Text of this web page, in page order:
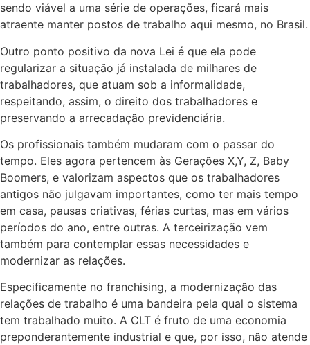
sendo viável a uma série de operações, ficará mais
atraente manter postos de trabalho aqui mesmo, no Brasil.
Outro ponto positivo da nova Lei é que ela pode
regularizar a situação já instalada de milhares de
trabalhadores, que atuam sob a informalidade,
respeitando, assim, o direito dos trabalhadores e
preservando a arrecadação previdenciária.
Os profissionais também mudaram com o passar do
tempo. Eles agora pertencem às Gerações X,Y, Z, Baby
Boomers, e valorizam aspectos que os trabalhadores
antigos não julgavam importantes, como ter mais tempo
em casa, pausas criativas, férias curtas, mas em vários
períodos do ano, entre outras. A terceirização vem
também para contemplar essas necessidades e
modernizar as relações.
Especificamente no franchising, a modernização das
relações de trabalho é uma bandeira pela qual o sistema
tem trabalhado muito. A CLT é fruto de uma economia
preponderantemente industrial e que, por isso, não atende